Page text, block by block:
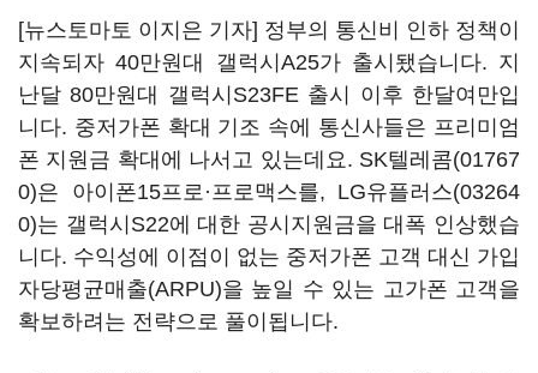
[뉴스토마토 이지은 기자] 정부의 통신비 인하 정책이
지속되자 40만원대 갤럭시A25가 출시됐습니다. 지
난달 80만원대 갤럭시S23FE 출시 이후 한달여만입
니다. 중저가폰 확대 기조 속에 통신사들은 프리미엄
폰 지원금 확대에 나서고 있는데요. SK텔레콤(01767
0)은 아이폰15프로·프로맥스를, LG유플러스(03264
0)는 갤럭시S22에 대한 공시지원금을 대폭 인상했습
니다. 수익성에 이점이 없는 중저가폰 고객 대신 가입
자당평균매출(ARPU)을 높일 수 있는 고가폰 고객을
확보하려는 전략으로 풀이됩니다.